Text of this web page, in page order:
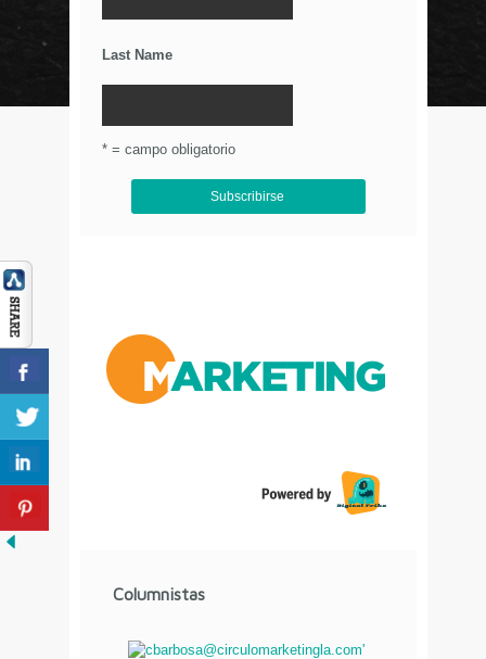
Last Name
* = campo obligatorio
Columnistas
© Circulo Marketing 2016. Todos los derechos
reservados.
Aviso de Privacidad